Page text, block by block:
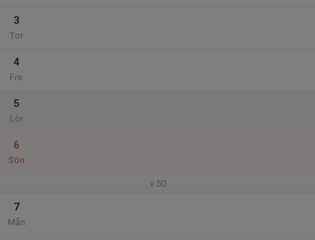
3
Tor
4
Fre
5
Lör
6
Sön
v.50
7
Mån